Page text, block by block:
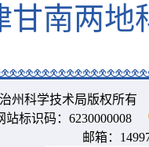
甘南两地
州科学技术局版权所
站标识码：6230000008
邮箱：